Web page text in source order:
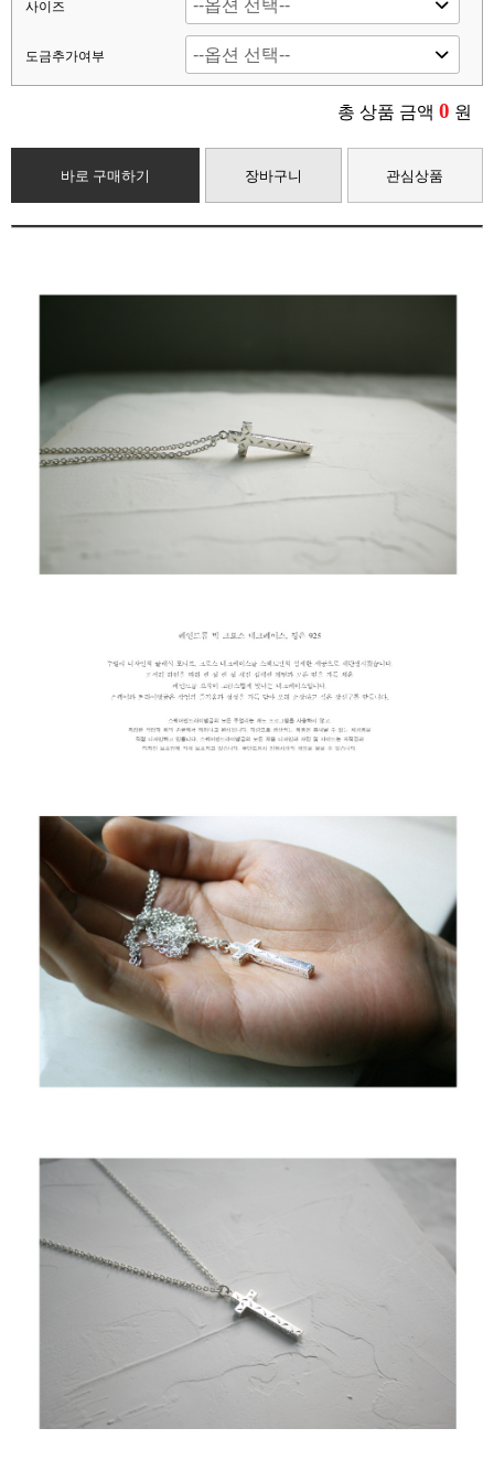
사이즈
도금추가여부
총 상품 금액 0 원
바로 구매하기 장바구니 관심상품